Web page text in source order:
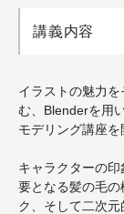
講義内容
イラストの魅力
む、Blenderを用
モデリング講座を
キャラクターの
要となる髪の毛
ク、そして二次元